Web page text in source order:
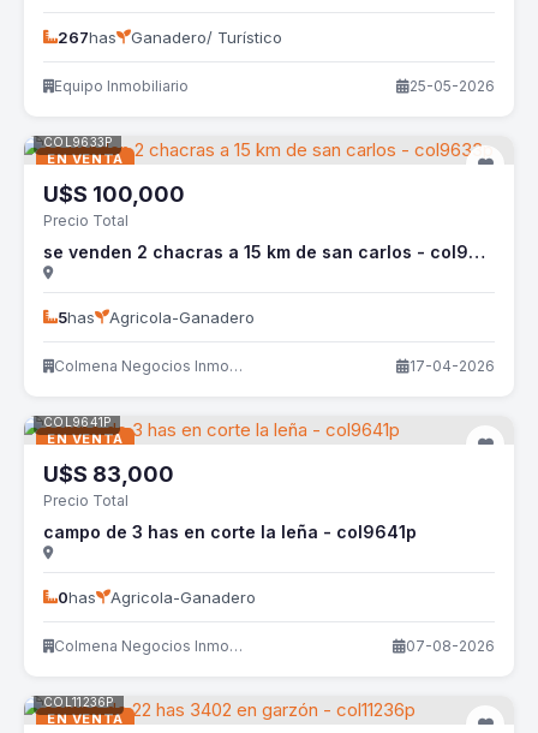
267has Ganadero/ Turístico
Equipo Inmobiliario 25-05-2026
EN VENTA
COL9633P
U$S 100,000
Precio Total
se venden 2 chacras a 15 km de san carlos - col9633p
5has Agricola-Ganadero
Colmena Negocios Inmobiliarios 17-04-2026
EN VENTA
COL9641P
U$S 83,000
Precio Total
campo de 3 has en corte la leña - col9641p
0has Agricola-Ganadero
Colmena Negocios Inmobiliarios 07-08-2026
EN VENTA
COL11236P